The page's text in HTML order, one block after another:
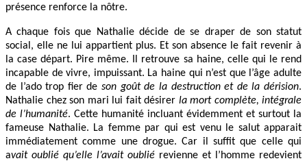
présence renforce la nôtre.
A chaque fois que Nathalie décide de se draper de son statut
social, elle ne lui appartient plus. Et son absence le fait revenir à
la case départ. Pire même. Il retrouve sa haine, celle qui le rend
incapable de vivre, impuissant. La haine qui n’est que l’âge adulte
de l’ado trop fier deson goût de la destruction et de la dérision.
Nathalie chez son mari lui fait désirer la mort complète, intégrale
de l’humanité. Cette humanité incluant évidemment et surtout la
fameuse Nathalie. La femme par qui est venu le salut apparait
immédiatement comme une drogue. Car il suffit que celle qui
avait oublié qu’elle l’avait oublié revienne et l’homme redevient